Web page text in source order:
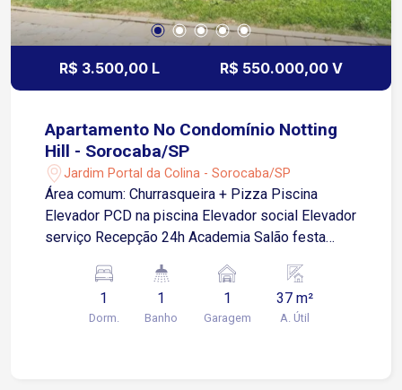
R$ 3.500,00 L R$ 550.000,00 V
Apartamento No Condomínio Notting
Hill - Sorocaba/SP
Jardim Portal da Colina - Sorocaba/SP
Área comum: Churrasqueira + Pizza Piscina
Elevador PCD na piscina Elevador social Elevador
serviço Recepção 24h Academia Salão festa
comuns Portaria 24hrs Portão garagem facial
Água e gás encanados Apto: Ar cond smart 12 mil
BTU TV smart 50? Geladeira Filtro Microondas
1
Dorm.
1
Banho
1
Garagem
37 m²
A. Útil